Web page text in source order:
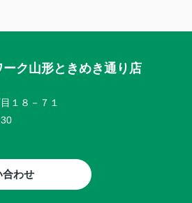
ク山形ときめき通り店
１８－７１
合わせ